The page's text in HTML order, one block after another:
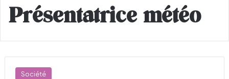
Présentatrice météo
Société